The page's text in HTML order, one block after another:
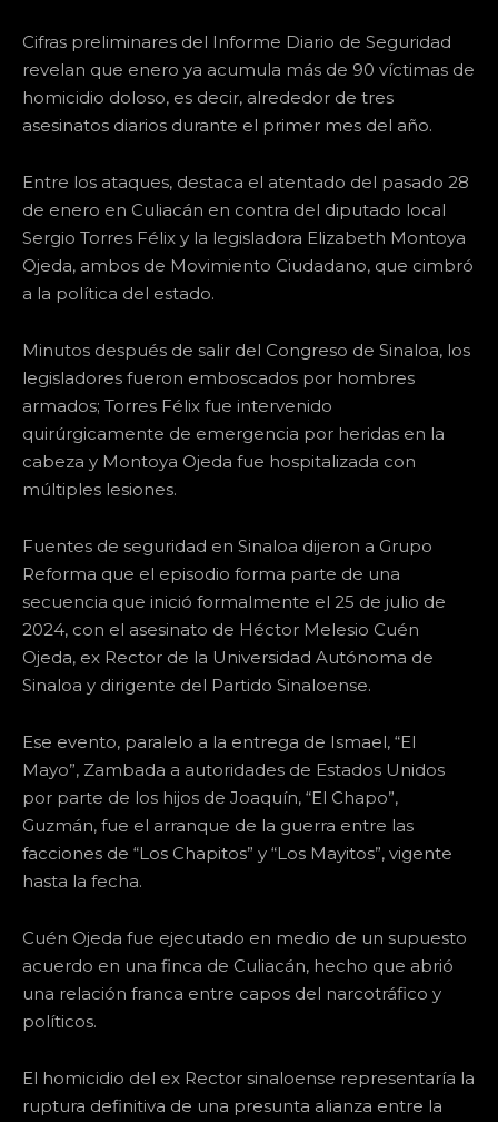
Cifras preliminares del Informe Diario de Seguridad
revelan que enero ya acumula más de 90 víctimas de
homicidio doloso, es decir, alrededor de tres
asesinatos diarios durante el primer mes del año.
Entre los ataques, destaca el atentado del pasado 28
de enero en Culiacán en contra del diputado local
Sergio Torres Félix y la legisladora Elizabeth Montoya
Ojeda, ambos de Movimiento Ciudadano, que cimbró
a la política del estado.
Minutos después de salir del Congreso de Sinaloa, los
legisladores fueron emboscados por hombres
armados; Torres Félix fue intervenido
quirúrgicamente de emergencia por heridas en la
cabeza y Montoya Ojeda fue hospitalizada con
múltiples lesiones.
Fuentes de seguridad en Sinaloa dijeron a Grupo
Reforma que el episodio forma parte de una
secuencia que inició formalmente el 25 de julio de
2024, con el asesinato de Héctor Melesio Cuén
Ojeda, ex Rector de la Universidad Autónoma de
Sinaloa y dirigente del Partido Sinaloense.
Ese evento, paralelo a la entrega de Ismael, “El
Mayo”, Zambada a autoridades de Estados Unidos
por parte de los hijos de Joaquín, “El Chapo”,
Guzmán, fue el arranque de la guerra entre las
facciones de “Los Chapitos” y “Los Mayitos”, vigente
hasta la fecha.
Cuén Ojeda fue ejecutado en medio de un supuesto
acuerdo en una finca de Culiacán, hecho que abrió
una relación franca entre capos del narcotráfico y
políticos.
El homicidio del ex Rector sinaloense representaría la
ruptura definitiva de una presunta alianza entre la